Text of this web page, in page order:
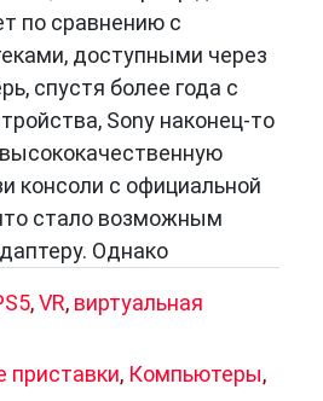
по сравнению с
доступными через
спустя более года с
Sony наконец-то
консоли с официальной
стало возможным
Однако
,VR, виртуальная
приставки, Компьютеры,